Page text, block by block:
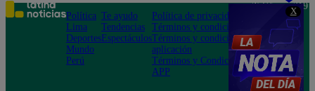
X
Política
Lima
Deportes
Mundo
Perú
Te ayudo
Tendencias
Espectáculos
Política de privacidad
Términos y condiciones
Términos y condiciones
aplicación
Términos y Condiciones
APP
Teléfono: 219
Av. San
Felipe 968
Jesús María